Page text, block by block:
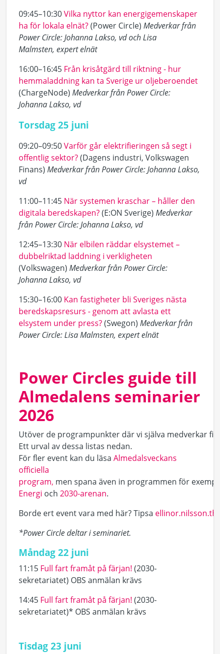
09:45–10:30Vilka nyttor kan energigemenskaper
ha för lokala elnät?(Power Circle) Medverkar från
Power Circle: Johanna Lakso, vd och Lisa
Malmsten, expert elnät
16:00–16:45 Från krisåtgärd till riktning - hur
hemmaladdning kan ta Sverige ur oljeberoendet
(ChargeNode) Medverkar från Power Circle:
Johanna Lakso, vd
Torsdag 25 juni
09:20–09:50Varför går elektrifieringen så segt i
offentlig sektor?(Dagens industri, Volkswagen
Finans) Medverkar från Power Circle: Johanna Lakso,
vd
11:00–11:45 När systemen kraschar – håller den
digitala beredskapen?(E:ON Sverige) Medverkar
från Power Circle: Johanna Lakso, vd
12:45–13:30 När elbilen räddar elsystemet –
dubbelriktad laddning i verkligheten
(Volkswagen) Medverkar från Power Circle:
Johanna Lakso, vd
15:30–16:00 Kan fastigheter bli Sveriges nästa
beredskapsresurs - genom att avlasta ett
elsystem under press?(Swegon) Medverkar från
Power Circle: Lisa Malmsten, expert elnät
Power Circles guide till
Almedalens seminarier
2026
Utöver de programpunkter där vi själva medverkar
Ett urval av dessa listas nedan.
För fler event kan du läsa Almedalsveckans
officiella
program, men spana även in programmen för
Energi och 2030-arenan.
Borde ert event vara med här? Tipsa
*Power Circle deltar i seminariet.
Måndag 22 juni
11:15 Full fart framåt på färjan! (2030-
sekretariatet) OBS anmälan krävs
14:45 Full fart framåt på färjan! (2030-
sekretariatet)* OBS anmälan krävs
Tisdag 23 juni